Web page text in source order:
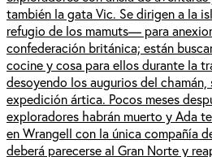
también la gata Vic. Se dirigen a la
refugio de los mamuts— para
confederación británica; están
cocine y cosa para ellos durante la
desoyendo los augurios del chamán,
expedición ártica. Pocos meses
exploradores habrán muerto y Ada
en Wrangell con la única compañía
deberá parecerse al Gran Norte y